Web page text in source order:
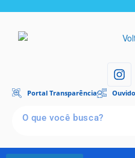
Portal Transparência